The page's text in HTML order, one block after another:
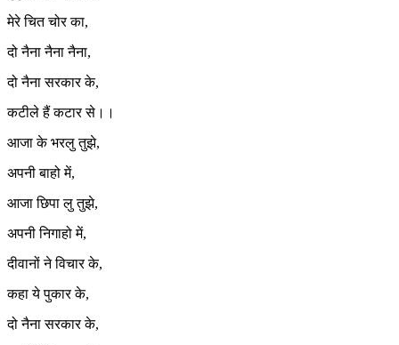
मेरे चित चोर का,
दो नैना नैना नैना,
दो नैना सरकार के,
कटीले हैं कटार से।।
आजा के भरलु तुझे,
अपनी बाहो में,
आजा छिपा लु तुझे,
अपनी निगाहो में,
दीवानों ने विचार के,
कहा ये पुकार के,
दो नैना सरकार के,